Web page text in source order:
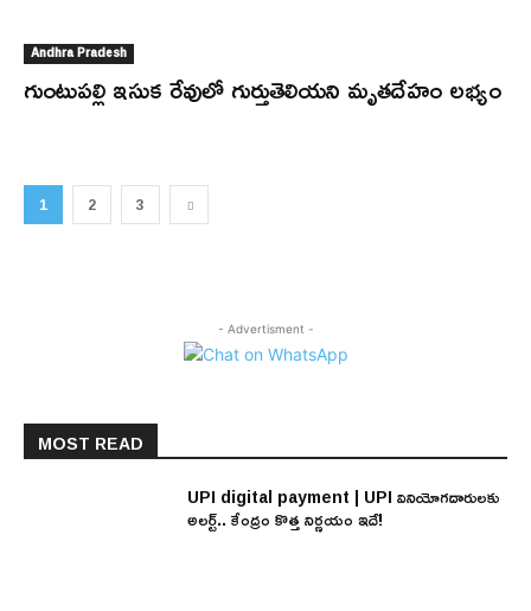
Andhra Pradesh
గుంటుపల్లి ఇసుక రేవులో గుర్తుతెలియని మృతదేహం లభ్యం
1 2 3
- Advertisment -
MOST READ
UPI digital payment | UPI వినియోగదారులకు
అలర్ట్.. కేంద్రం కొత్త నిర్ణయం ఇదే!